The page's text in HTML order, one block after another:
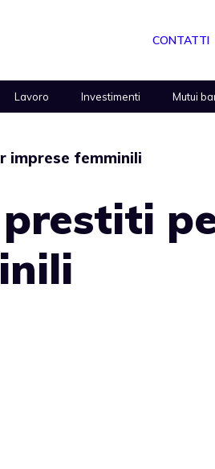
CONTATTI
Lavoro Investimenti Mutui
imprese femminili
prestiti